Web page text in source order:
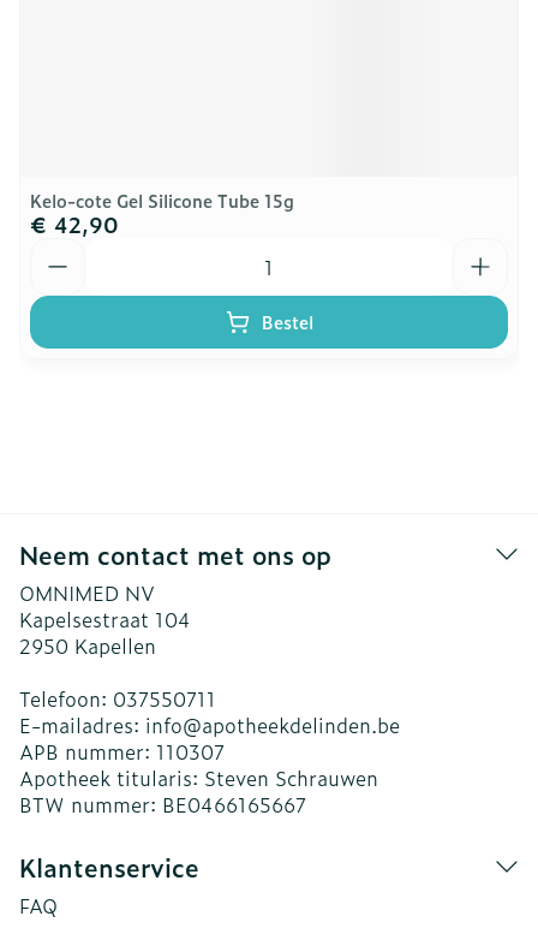
Kelo-cote Gel Silicone Tube 15g
€ 42,90
Bestel
Neem contact met ons op
OMNIMED NV
Kapelsestraat 104
2950 Kapellen
Telefoon: 037550711
E-mailadres: info@apotheekdelinden.be
APB nummer: 110307
Apotheek titularis: Steven Schrauwen
BTW nummer: BE0466165667
Klantenservice
FAQ